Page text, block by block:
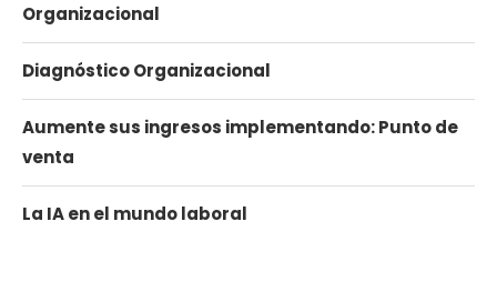
Organizacional
Diagnóstico Organizacional
Aumente sus ingresos implementando: Punto de
venta
La IA en el mundo laboral